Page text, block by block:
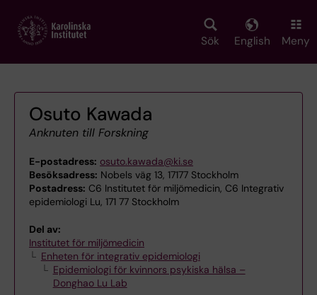
main
Sök English Meny
Osuto Kawada
Anknuten till Forskning
E-postadress: osuto.kawada@ki.se
Besöksadress: Nobels väg 13, 17177 Stockholm
Postadress: C6 Institutet för miljömedicin, C6 Integrativ
epidemiologi Lu, 171 77 Stockholm
Del av:
Institutet för miljömedicin
Enheten för integrativ epidemiologi
Epidemiologi för kvinnors psykiska hälsa –
Donghao Lu Lab